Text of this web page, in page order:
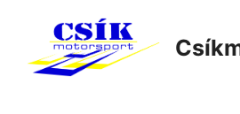
tartalomba